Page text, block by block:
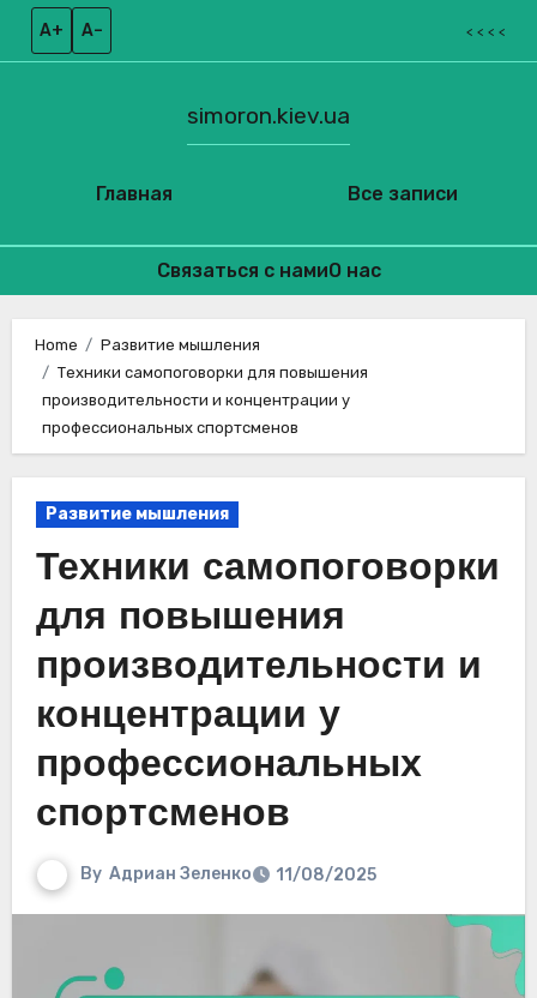
A+ A– < < < <
Главная
simoron.kiev.ua
Все записи
Связаться с намиО нас
content
Home
Развитие мышления
Техники самопоговорки для повышения
производительности и концентрации у
профессиональных спортсменов
Развитие мышления
Техники самопоговорки
для повышения
производительности и
концентрации у
профессиональных
спортсменов
By Адриан Зеленко 11/08/2025